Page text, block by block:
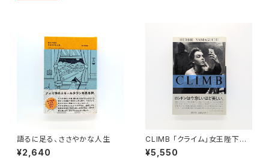
語るに足る、ささやかな人生
¥2,640
CLIMB 「クライム」女王陛下の
ロンドン
¥5,550